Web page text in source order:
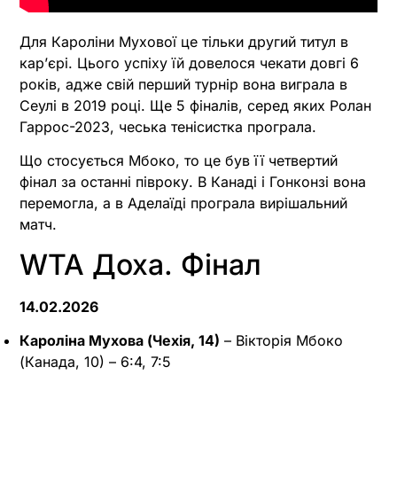
Для Кароліни Мухової це тільки другий титул в
карʼєрі. Цього успіху їй довелося чекати довгі 6
років, адже свій перший турнір вона виграла в
Сеулі в 2019 році. Ще 5 фіналів, серед яких Ролан
Гаррос-2023, чеська тенісистка програла.
Що стосується Мбоко, то це був її четвертий
фінал за останні півроку. В Канаді і Гонконзі вона
перемогла, а в Аделаїді програла вирішальний
матч.
WTA Доха. Фінал
14.02.2026
Кароліна Мухова (Чехія, 14) – Вікторія Мбоко
(Канада, 10) – 6:4, 7:5